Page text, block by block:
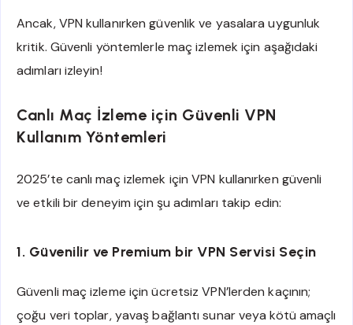
Ancak, VPN kullanırken güvenlik ve yasalara uygunluk
kritik. Güvenli yöntemlerle maç izlemek için aşağıdaki
adımları izleyin!
Canlı Maç İzleme için Güvenli VPN
Kullanım Yöntemleri
2025’te canlı maç izlemek için VPN kullanırken güvenli
ve etkili bir deneyim için şu adımları takip edin:
1. Güvenilir ve Premium bir VPN Servisi Seçin
Güvenli maç izleme için ücretsiz VPN’lerden kaçının;
çoğu veri toplar, yavaş bağlantı sunar veya kötü amaçlı